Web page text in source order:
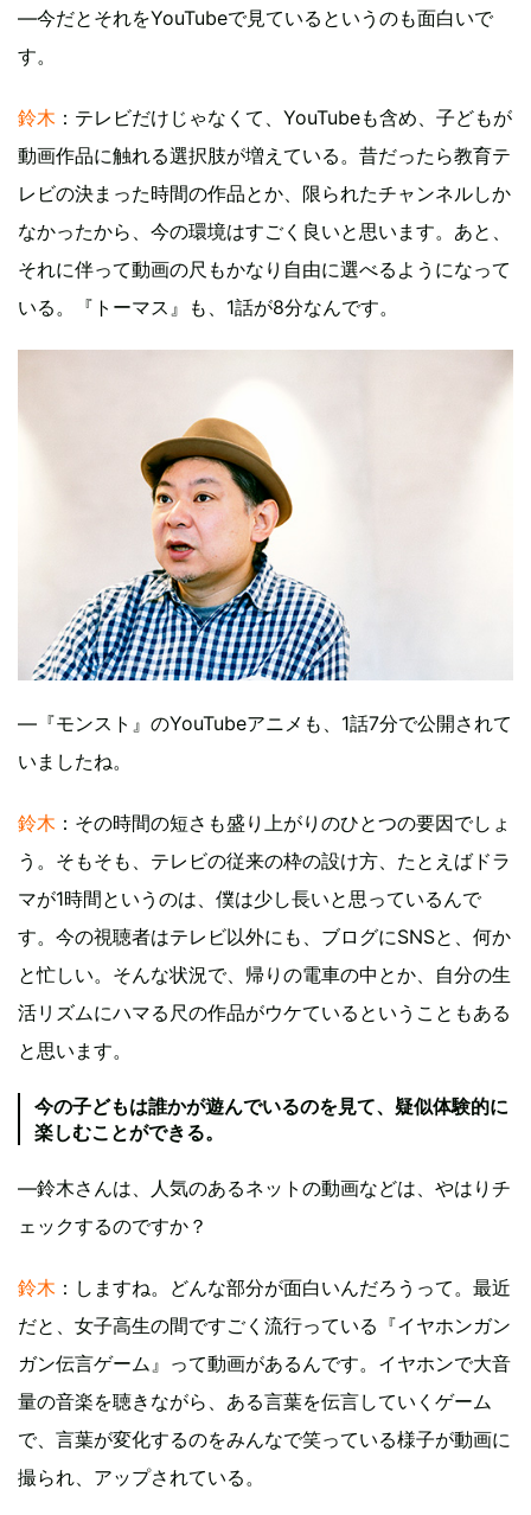
―今だとそれをYouTubeで見ているというのも面白いで
す。
鈴木 ：テレビだけじゃなくて、YouTubeも含め、子どもが
動画作品に触れる選択肢が増えている。昔だったら教育テ
レビの決まった時間の作品とか、限られたチャンネルしか
なかったから、今の環境はすごく良いと思います。あと、
それに伴って動画の尺もかなり自由に選べるようになって
いる。『トーマス』も、1話が8分なんです。
―『モンスト』のYouTubeアニメも、1話7分で公開されて
いましたね。
鈴木 ：その時間の短さも盛り上がりのひとつの要因でしょ
う。そもそも、テレビの従来の枠の設け方、たとえばドラ
マが1時間というのは、僕は少し長いと思っているんで
す。今の視聴者はテレビ以外にも、ブログにSNSと、何か
と忙しい。そんな状況で、帰りの電車の中とか、自分の生
活リズムにハマる尺の作品がウケているということもある
と思います。
今の子どもは誰かが遊んでいるのを見て、疑似体験的に
楽しむことができる。
―鈴木さんは、人気のあるネットの動画などは、やはりチ
ェックするのですか？
鈴木 ：しますね。どんな部分が面白いんだろうって。最近
だと、女子高生の間ですごく流行っている『イヤホンガン
ガン伝言ゲーム』って動画があるんです。イヤホンで大音
量の音楽を聴きながら、ある言葉を伝言していくゲーム
で、言葉が変化するのをみんなで笑っている様子が動画に
撮られ、アップされている。